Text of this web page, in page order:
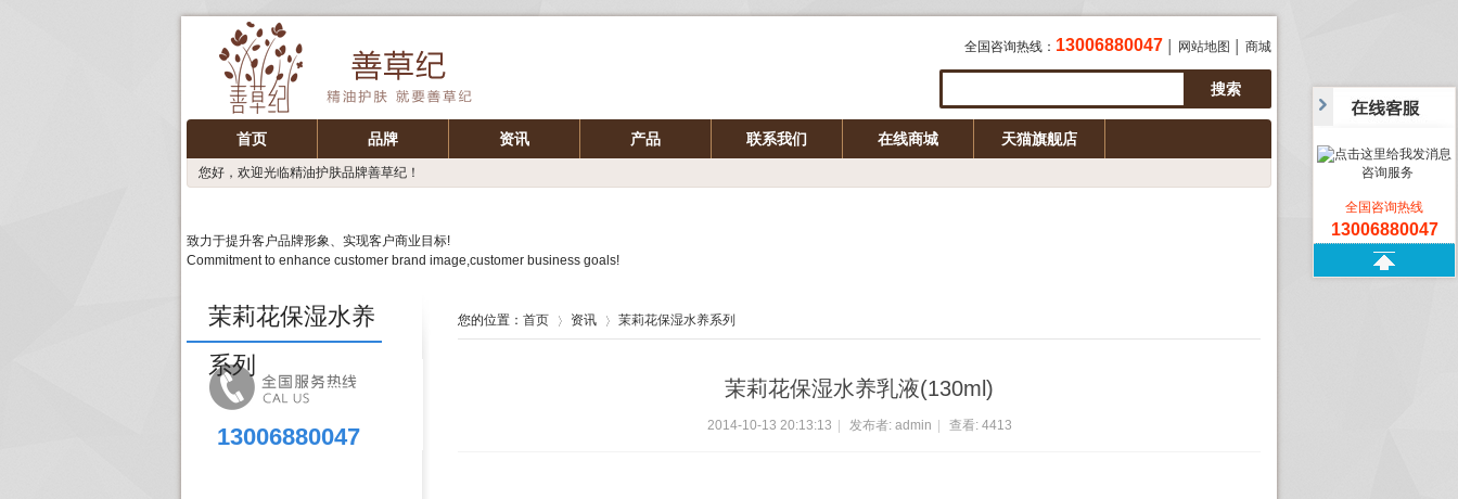
全国咨询热线： 13006880047 网站地图 商城
首页 品牌 资讯 产品 联系我们 在线商城 天猫旗舰店
您好，欢迎光临精油护肤品牌善草纪！
致力于提升客户品牌形象、实现客户商业目标!
Commitment to enhance customer brand image,customer business goals!
茉莉花保湿水养
系列
13006880047
您的位置： 首页 资讯 茉莉花保湿水养系列
茉莉花保湿水养乳液(130ml)
2014-10-13 20:13:13 发布者: admin 查看: 4413
咨询服务
全国咨询热线
13006880047